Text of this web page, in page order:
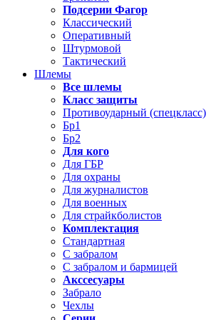
Подсерии Фагор
Классический
Оперативный
Штурмовой
Тактический
Шлемы
Все шлемы
Класс защиты
Противоударный (спецкласс)
Бр1
Бр2
Для кого
Для ГБР
Для охраны
Для журналистов
Для военных
Для страйкболистов
Комплектация
Стандартная
С забралом
С забралом и бармицей
Акссесуары
Забрало
Чехлы